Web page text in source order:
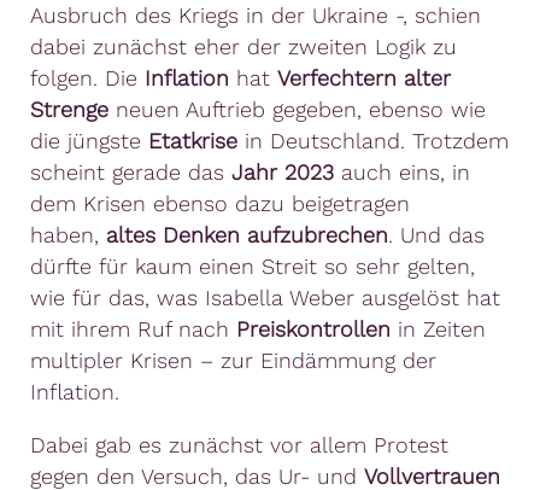
Ausbruch des Kriegs in der Ukraine -, schien
dabei zunächst eher der zweiten Logik zu
folgen. Die Inflation hat Verfechtern alter
Strenge neuen Auftrieb gegeben, ebenso wie
die jüngste Etatkrise in Deutschland. Trotzdem
scheint gerade das Jahr 2023 auch eins, in
dem Krisen ebenso dazu beigetragen
haben, altes Denken aufzubrechen. Und das
dürfte für kaum einen Streit so sehr gelten,
wie für das, was Isabella Weber ausgelöst hat
mit ihrem Ruf nach Preiskontrollen in Zeiten
multipler Krisen – zur Eindämmung der
Inflation.
Dabei gab es zunächst vor allem Protest
gegen den Versuch, das Ur- und Vollvertrauen